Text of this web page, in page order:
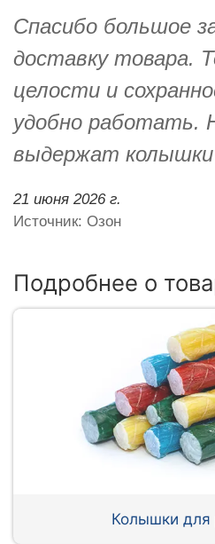
Спасибо большое
доставку товара.
целости и
удобно работать.
выдержат колышки
21 июня 2026 г.
Источник: Озон
Подробнее о
Колышки для